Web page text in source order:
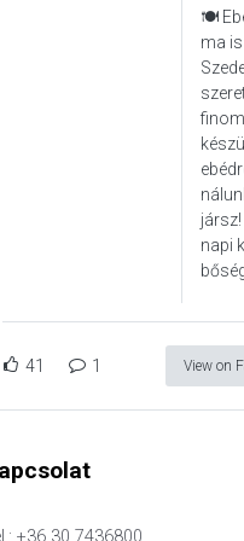
🍽️
ma
napi
41 1 View on
+36 30 7436800